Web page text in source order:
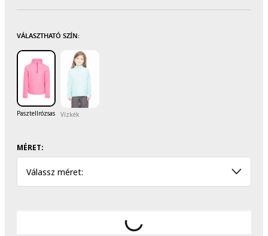
VÁLASZTHATÓ SZÍN:
PasztellrózsaszínVízkék
MÉRET:
Válassz méret: